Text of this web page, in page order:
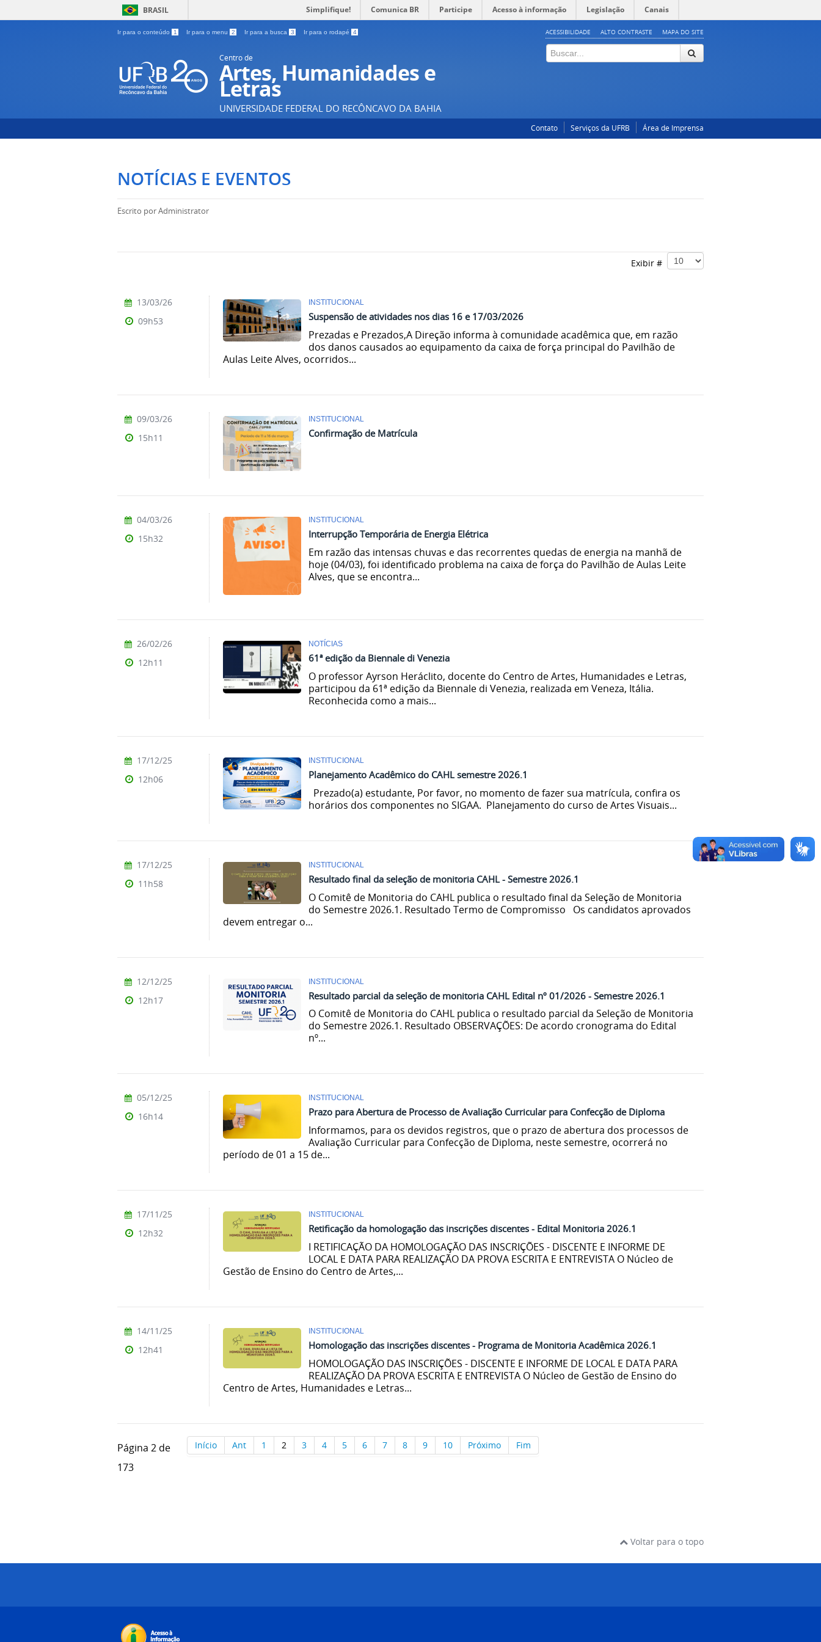
BRASIL Simplifique! Comunica BR Participe Acesso à informação Legislação Canais
Ir para o conteúdo 1 Ir para o menu 2 Ir para a busca 3 Ir para o rodapé 4 ACESSIBILIDADE ALTO CONTRASTE MAPA DO SITE
Centro de
Artes, Humanidades e
Letras
UNIVERSIDADE FEDERAL DO RECÔNCAVO DA BAHIA
Contato Serviços da UFRB Área de Imprensa
NOTÍCIAS E EVENTOS
Escrito porAdministrator
Exibir #
INSTITUCIONAL
Suspensão de atividades nos dias 16 e 17/03/2026
Prezadas e Prezados,A Direção informa à comunidade acadêmica que, em razão
dos danos causados ao equipamento da caixa de força principal do Pavilhão de
Aulas Leite Alves, ocorridos...
13/03/26
09h53
INSTITUCIONAL
Confirmação de Matrícula
09/03/26
15h11
INSTITUCIONAL
Interrupção Temporária de Energia Elétrica
Em razão das intensas chuvas e das recorrentes quedas de energia na manhã de
hoje (04/03), foi identificado problema na caixa de força do Pavilhão de Aulas Leite
Alves, que se encontra...
04/03/26
15h32
NOTÍCIAS
61ª edição da Biennale di Venezia
O professor Ayrson Heráclito, docente do Centro de Artes, Humanidades e Letras,
participou da 61ª edição da Biennale di Venezia, realizada em Veneza, Itália.
Reconhecida como a mais...
26/02/26
12h11
INSTITUCIONAL
Planejamento Acadêmico do CAHL semestre 2026.1
Prezado(a) estudante, Por favor, no momento de fazer sua matrícula, confira os
horários dos componentes no SIGAA. Planejamento do curso de Artes Visuais...
17/12/25
12h06
INSTITUCIONAL
Resultado final da seleção de monitoria CAHL - Semestre 2026.1
O Comitê de Monitoria do CAHL publica o resultado final da Seleção de Monitoria
do Semestre 2026.1. Resultado Termo de Compromisso Os candidatos aprovados
devem entregar o...
17/12/25
11h58
INSTITUCIONAL
Resultado parcial da seleção de monitoria CAHL Edital nº 01/2026 - Semestre 2026.1
O Comitê de Monitoria do CAHL publica o resultado parcial da Seleção de Monitoria
do Semestre 2026.1. Resultado OBSERVAÇÕES: De acordo cronograma do Edital
nº...
12/12/25
12h17
INSTITUCIONAL
Prazo para Abertura de Processo de Avaliação Curricular para Confecção de Diploma
Informamos, para os devidos registros, que o prazo de abertura dos processos de
Avaliação Curricular para Confecção de Diploma, neste semestre, ocorrerá no
período de 01 a 15 de...
05/12/25
16h14
INSTITUCIONAL
Retificação da homologação das inscrições discentes - Edital Monitoria 2026.1
I RETIFICAÇÃO DA HOMOLOGAÇÃO DAS INSCRIÇÕES - DISCENTE E INFORME DE
LOCAL E DATA PARA REALIZAÇÃO DA PROVA ESCRITA E ENTREVISTA O Núcleo de
Gestão de Ensino do Centro de Artes,...
17/11/25
12h32
INSTITUCIONAL
Homologação das inscrições discentes - Programa de Monitoria Acadêmica 2026.1
HOMOLOGAÇÃO DAS INSCRIÇÕES - DISCENTE E INFORME DE LOCAL E DATA PARA
REALIZAÇÃO DA PROVA ESCRITA E ENTREVISTA O Núcleo de Gestão de Ensino do
Centro de Artes, Humanidades e Letras...
14/11/25
12h41
Página 2 de
173
Início Ant 1 2 3 4 5 6 7 8 9 10 Próximo Fim
Voltar para o topo